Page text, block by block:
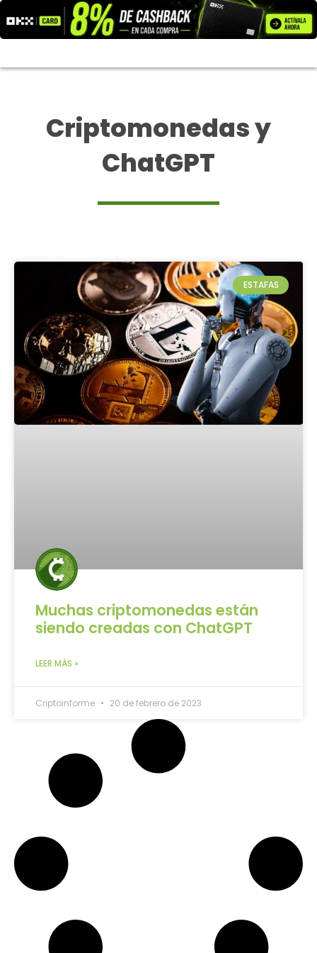
al
contenido
Criptomonedas y
ChatGPT
ESTAFAS
Muchas criptomonedas están
siendo creadas con ChatGPT
LEER MÁS »
Criptoinforme 20 de febrero de 2023